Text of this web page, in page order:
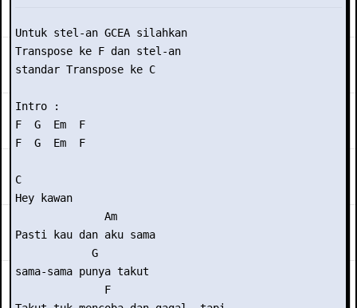
Untuk stel-an GCEA silahkan
Transpose ke F dan stel-an
standar Transpose ke C
Intro :
F  G  Em  F
F  G  Em  F
C
Hey kawan
              Am
Pasti kau dan aku sama
            G
sama-sama punya takut
              F